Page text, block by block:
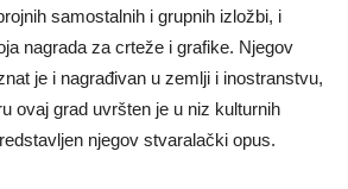
samostalnih i grupnih izložbi, i
nagrada za crteže i grafike. Njegov
je i nagrađivan u zemlji i inostranstvu,
ovaj grad uvršten je u niz kulturnih
njegov stvaralački opus.